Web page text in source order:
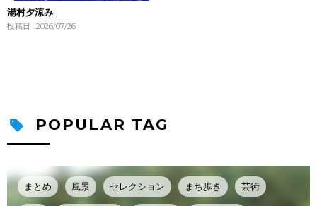
湯村夕涼み
投稿日 : 2026/07/26
POPULAR TAG
まとめ 風景 セレクション まち歩き 芸術